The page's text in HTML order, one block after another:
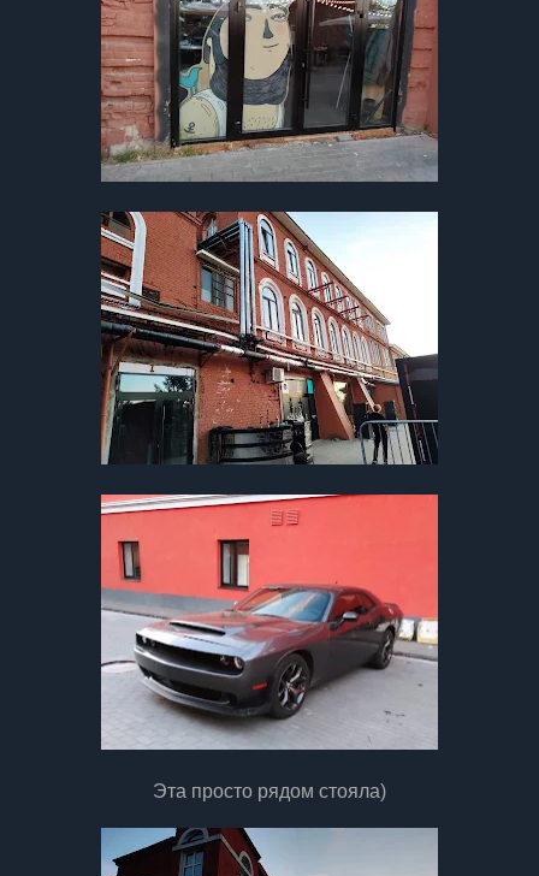
Эта просто рядом стояла)